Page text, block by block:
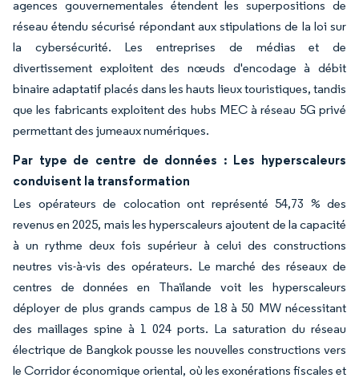
agences gouvernementales étendent les superpositions de
réseau étendu sécurisé répondant aux stipulations de la loi sur
la cybersécurité. Les entreprises de médias et de
divertissement exploitent des nœuds d'encodage à débit
binaire adaptatif placés dans les hauts lieux touristiques, tandis
que les fabricants exploitent des hubs MEC à réseau 5G privé
permettant des jumeaux numériques.
Par type de centre de données : Les hyperscaleurs
conduisent la transformation
Les opérateurs de colocation ont représenté 54,73 % des
revenus en 2025, mais les hyperscaleurs ajoutent de la capacité
à un rythme deux fois supérieur à celui des constructions
neutres vis-à-vis des opérateurs. Le marché des réseaux de
centres de données en Thaïlande voit les hyperscaleurs
déployer de plus grands campus de 18 à 50 MW nécessitant
des maillages spine à 1 024 ports. La saturation du réseau
électrique de Bangkok pousse les nouvelles constructions vers
le Corridor économique oriental, où les exonérations fiscales et